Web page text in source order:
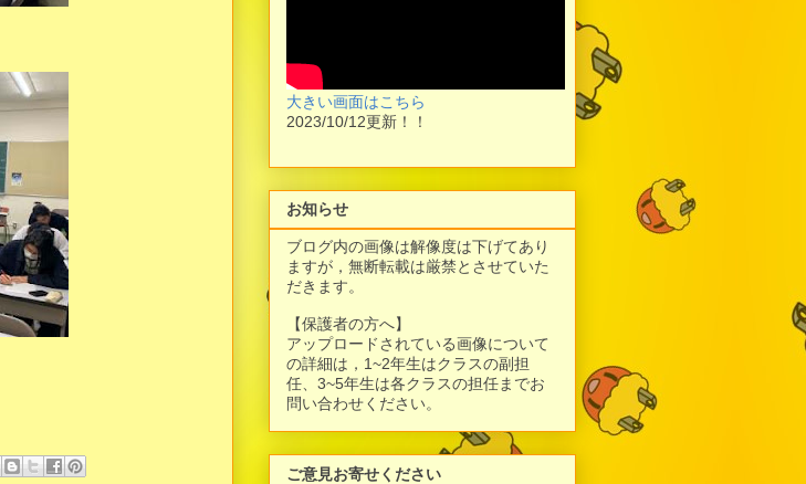
大きい画面はこちら
2023/10/12更新！！
お知らせ
ブログ内の画像は解像度は下げてあり
ますが， 無断転載は厳禁とさせていた
だきます。
【保護者の方へ】
アップロードされている画像について
の詳細は，1~2年生はクラスの副担
任、3~5年生は各クラスの担任までお
問い合わせください。
ご意見お寄せください